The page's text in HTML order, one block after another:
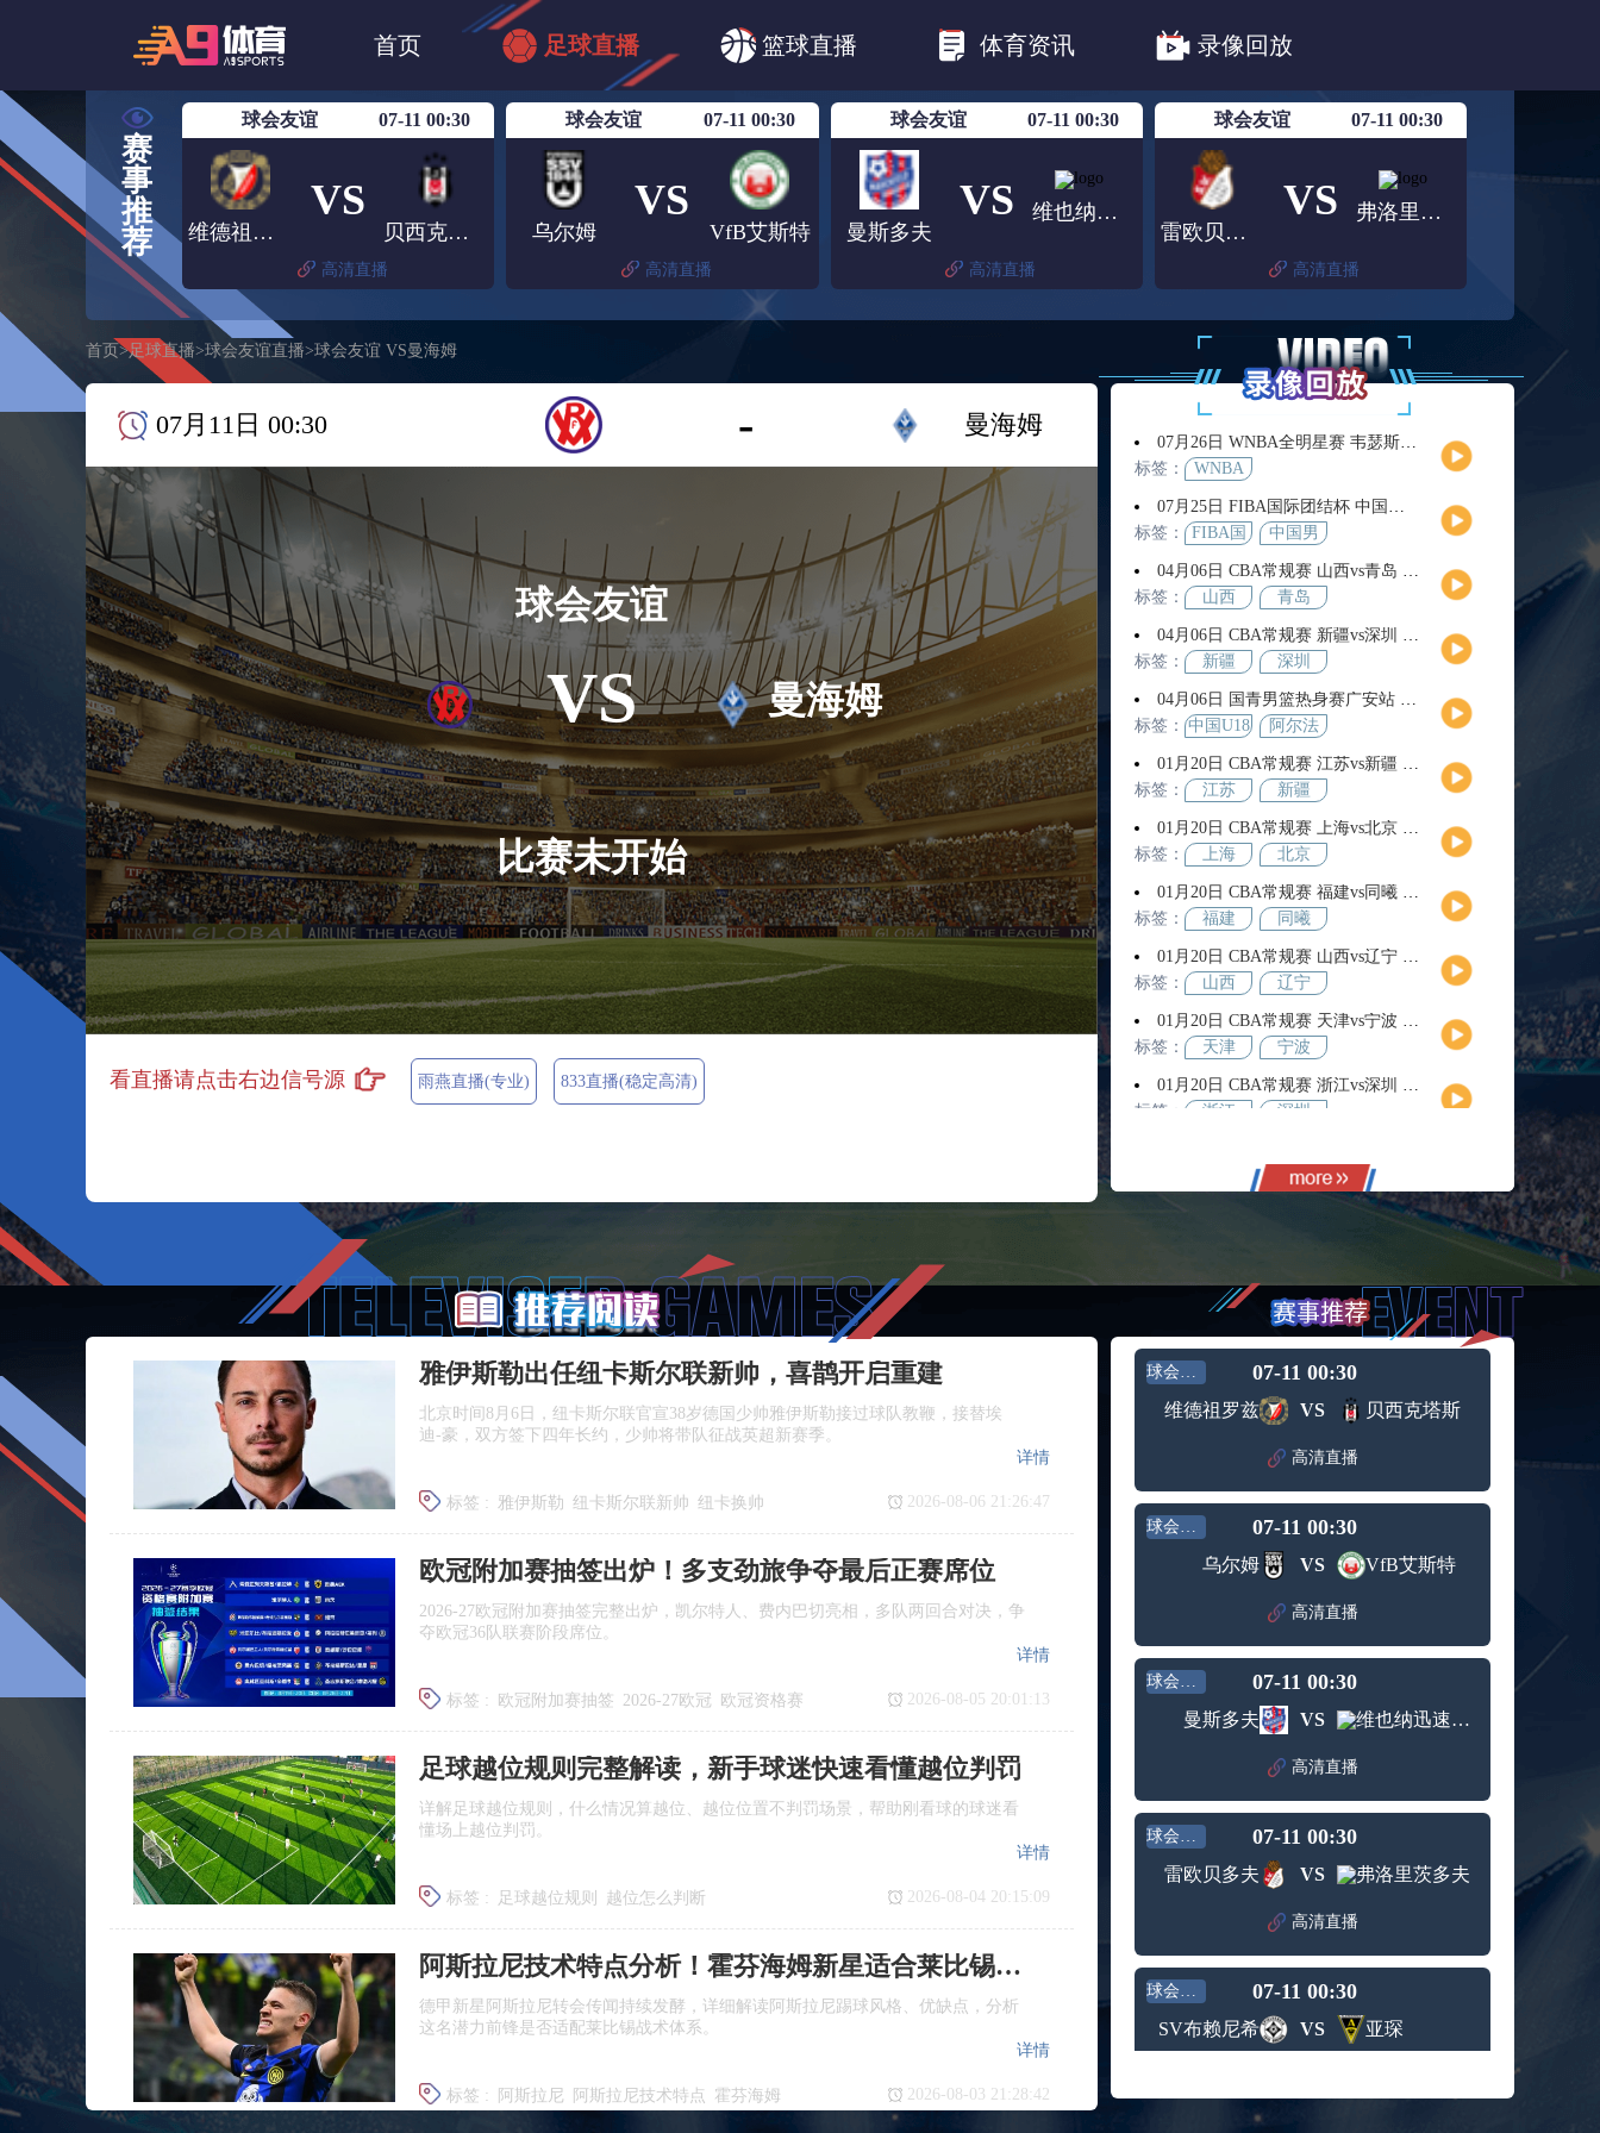
首页 足球直播 篮球直播 体育资讯 录像回放
NBA 欧冠杯 英超
美洲杯
赛
事
推
荐
球会友谊 07-11 00:30
维德祖罗兹
VS
贝西克塔斯
高清直播
球会友谊 07-11 00:30
乌尔姆
VS
VfB艾斯特
高清直播
球会友谊 07-11 00:30
曼斯多夫
VS 维也纳迅速青年队
高清直播
球会友谊 07-11 00:30
雷欧贝多夫
VS 弗洛里茨多夫
高清直播
首页 >足球直播>球会友谊直播>球会友谊 VS曼海姆
07月11日 00:30 - 曼海姆
球会友谊
VS
比赛未开始
曼海姆
看直播请点击右边信号源 雨燕直播(专业) 833直播(稳定高清)
07月26日 WNBA全明星赛 韦瑟斯庞队vs库珀队 全场录像回放
标签：
WNBA
07月25日 FIBA国际团结杯 中国男篮vs喀麦隆男篮 全场录像回放
标签：
FIBA国
杯
中国男
04月06日 CBA常规赛 山西vs青岛 全场录像回放
标签：
山西 青岛
04月06日 CBA常规赛 新疆vs深圳 全场录像回放
标签：
新疆 深圳
04月06日 国青男篮热身赛广安站 中国U18男篮vs阿尔法学院 全场录像回放
标签： 中国U18
阿尔法
01月20日 CBA常规赛 江苏vs新疆 全场录像回放
标签：
江苏 新疆
01月20日 CBA常规赛 上海vs北京 全场录像回放
标签：
上海 北京
01月20日 CBA常规赛 福建vs同曦 全场录像回放
标签：
福建 同曦
01月20日 CBA常规赛 山西vs辽宁 全场录像回放
标签：
山西 辽宁
01月20日 CBA常规赛 天津vs宁波 全场录像回放
标签：
天津 宁波
01月20日 CBA常规赛 浙江vs深圳 全场录像回放
标签：
浙江 深圳
福建
01月14日 CBA常规赛 浙江vs广州 全场录像回放
新西兰
澳大利
亚男篮
12月01日 男篮世亚预阶段一 韩国男篮vs中国男篮 全场录像
标签：
中国男
韩国男
11月11日 全运男篮半决赛 广东全运男篮vs辽宁全运男篮 全场录像
运男篮
10月14日 女篮锦标赛阶段二第3轮 山西女篮vs四川女篮 全场录像回放
标签： 山西女
四川女
篮
09月12日 男篮欧锦赛半决赛 德国男篮vs芬兰男篮 全场录像回放
德国男
芬兰男
09月05日 男篮欧锦赛小组赛 西班牙男篮vs希腊男篮 全场录像回放
男篮
希腊男
篮
09月05日 男篮欧锦赛小组赛 波兰男篮vs比利时男篮 全场录像回放
标签： 波兰男
篮
比利时
男篮
09月05日 WNBA常规赛 菲尼克斯水星vs华盛顿神秘人 全场录像回放
华盛顿
神秘人
标签： 明尼苏
达山猫
拉斯维
加斯王
09月05日 WNBA常规赛 达拉斯飞翼vs金州女武神 全场录像回放
标签：
达拉斯
金州女
09月05日 U16男篮亚洲杯1/4决赛 中国男篮U16vs巴林男篮U16 全场录像回放
标签：
篮U16
篮U16
09月05日 NBL季后赛半决赛G3 长沙勇胜vs合肥狂风峻茂 全场录像回放
胜
合肥狂
风峻茂
08月27日 WNBA常规赛 西雅图风暴vs印第安纳狂热 全场录像回放
风暴
纳狂热
08月27日 男篮美洲杯小组赛 乌拉圭男篮vs巴哈马男篮 全场录像回放
雅伊斯勒出任纽卡斯尔联新帅，喜鹊开启重建
北京时间8月6日，纽卡斯尔联官宣38岁德国少帅雅伊斯勒接过球队教鞭，接替埃
迪‑豪，双方签下四年长约，少帅将带队征战英超新赛季。
标签 : 雅伊斯勒 纽卡斯尔联新帅 纽卡换帅
埃迪豪离任
详情
2026-08-06 21:26:47
欧冠附加赛抽签出炉！多支劲旅争夺最后正赛席位
2026‑27欧冠附加赛抽签完整出炉，凯尔特人、费内巴切亮相，多队两回合对决，争
夺欧冠36队联赛阶段席位。
标签 : 欧冠附加赛抽签 2026‑27欧冠 欧冠资格赛
详情
2026-08-05 20:01:13
足球越位规则完整解读，新手球迷快速看懂越位判罚
详解足球越位规则，什么情况算越位、越位位置不判罚场景，帮助刚看球的球迷看
懂场上越位判罚。
标签 : 足球越位规则
越位怎么判断
足球什么是越位
详情
2026-08-04 20:15:09
阿斯拉尼技术特点分析！霍芬海姆新星适合莱比锡体系吗
德甲新星阿斯拉尼转会传闻持续发酵，详细解读阿斯拉尼踢球风格、优缺点，分析
这名潜力前锋是否适配莱比锡战术体系。
标签 : 阿斯拉尼 阿斯拉尼技术特点
霍芬海姆
详情
2026-08-03 21:28:42
球会友谊 07-11 00:30
维德祖罗兹 VS 贝西克塔斯
高清直播
球会友谊 07-11 00:30
乌尔姆 VS VfB艾斯特
高清直播
球会友谊 07-11 00:30
曼斯多夫 VS 维也纳迅速青年队
高清直播
球会友谊 07-11 00:30
雷欧贝多夫 VS 弗洛里茨多夫
高清直播
球会友谊 07-11 00:30
SV布赖尼希 VS 亚琛